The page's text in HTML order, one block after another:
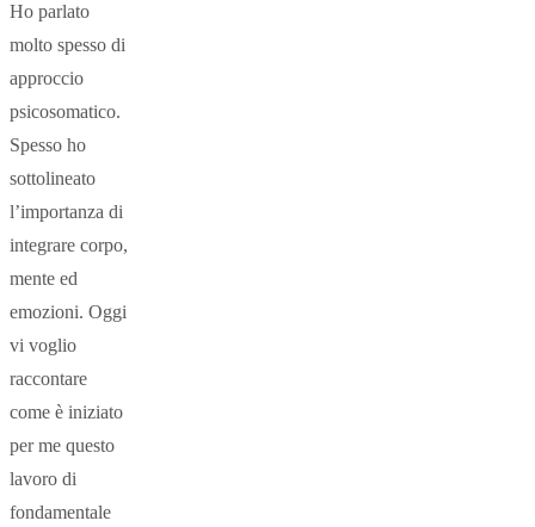
Ho parlato
molto spesso di
approccio
psicosomatico.
Spesso ho
sottolineato
l’importanza di
integrare corpo,
mente ed
emozioni. Oggi
vi voglio
raccontare
come è iniziato
per me questo
lavoro di
fondamentale